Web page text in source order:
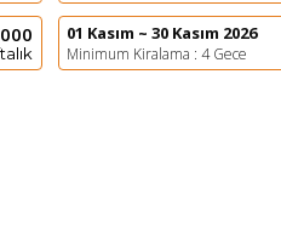
01 Kasım ~ 30 Kasım 2026
Minimum Kiralama : 4 Gece